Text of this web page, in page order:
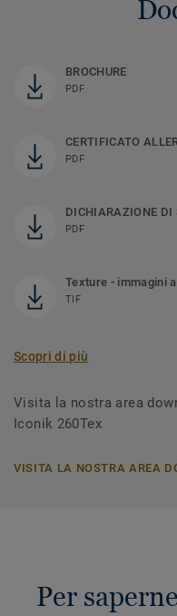
BROCHURE
PDF
CERTIFICATO
PDF
DICHIARAZIONE DI
PDF
Texture - immagini
TIF
Scopri di più
Visita la nostra area
Iconik 260Tex
VISITA LA NOSTRA AREA
Per